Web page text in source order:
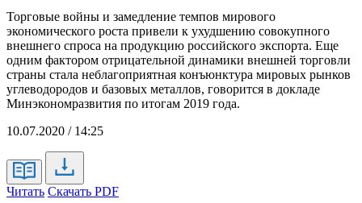
Торговые войны и замедление темпов мирового
экономического роста привели к ухудшению совокупного
внешнего спроса на продукцию российского экспорта. Еще
одним фактором отрицательной динамики внешней торговли
страны стала неблагоприятная конъюнктура мировых рынков
углеводородов и базовых металлов, говорится в докладе
Минэкономразвития по итогам 2019 года.
10.07.2020 / 14:25
Читать Скачать PDF